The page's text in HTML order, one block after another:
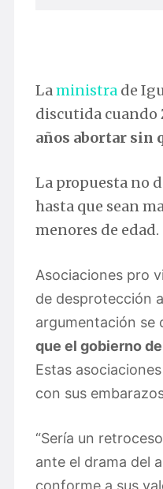
Laministra de
discutida cuando
años abortar sin
La propuesta no
hasta que sean
menores de edad.
Asociaciones pro
de desprotección
argumentación se
que el gobierno
Estas
con sus
“Sería un
ante el drama del
conforme a sus